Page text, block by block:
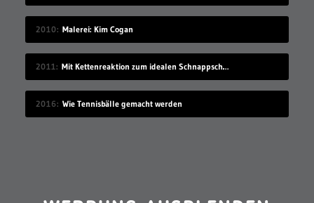
2010 Malerei: Kim Cogan
2011 Mit Kettenreaktion zum idealen Schnappschuss
2016 Wie Tennisbälle gemacht werden